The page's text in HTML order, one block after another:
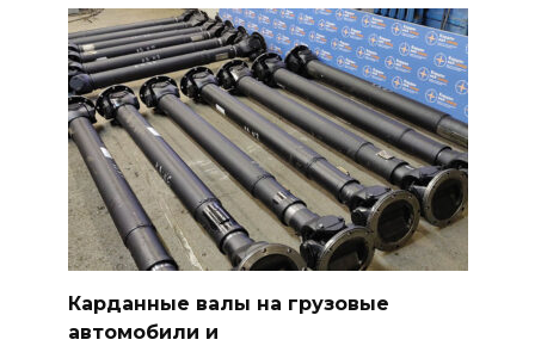
Карданные валы на грузовые
автомобили и